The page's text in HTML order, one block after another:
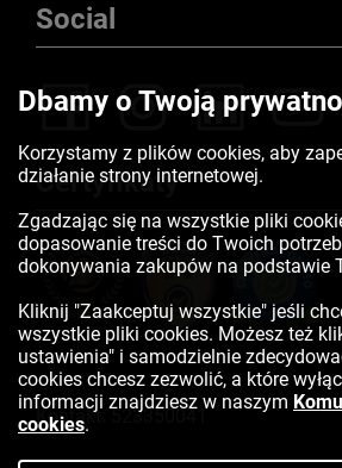
Social
Certyfikaty
Kontakt:523350041
Dbamy o Twoją
Korzystamy z plików cookies, aby
działanie strony internetowej.
Zgadzając się na wszystkie pliki
dopasowanie treści do Twoich
dokonywania zakupów na podstawie
Kliknij "Zaakceptuj wszystkie" jeśli
wszystkie pliki cookies. Możesz też
ustawienia" i samodzielnie
cookies chcesz zezwolić, a które
informacji znajdziesz w naszym
cookies.